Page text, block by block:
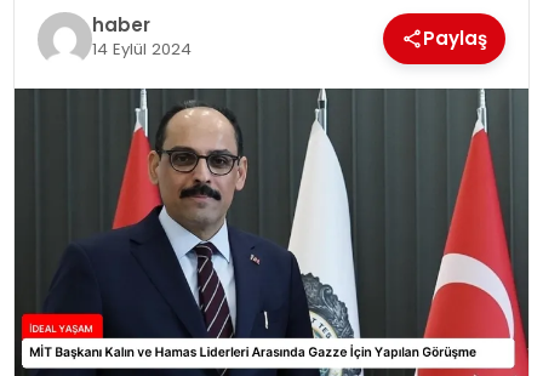
haber
14 Eylül 2024 Paylaş